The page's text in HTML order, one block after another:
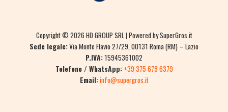
Copyright © 2026 HD GROUP SRL | Powered by SuperGros.it
Sede legale:Via Monte Flavio 27/29, 00131 Roma (RM) – Lazio
P.IVA:15945361002
Telefono / WhatsApp: +39 375 678 6379
Email:info@supergros.it